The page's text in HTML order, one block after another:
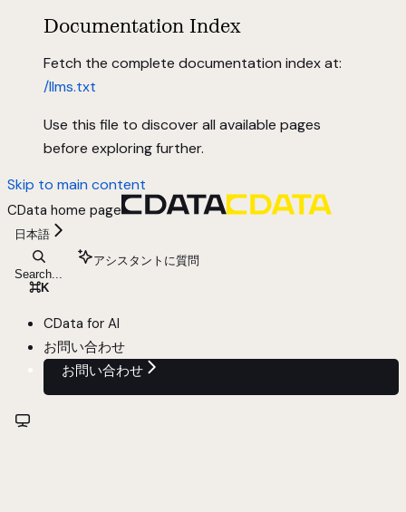
Documentation Index
Fetch the complete documentation index at:
/llms.txt
Use this file to discover all available pages
before exploring further.
Skip to main content
CData home page
日本語
Search...
⌘K
アシスタントに質問
CData for AI
お問い合わせ
お問い合わせ